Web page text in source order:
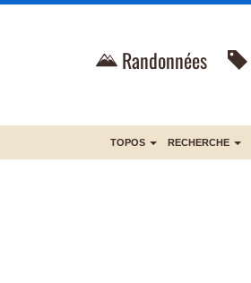
Randonnées
TOPOS RECHERCHE